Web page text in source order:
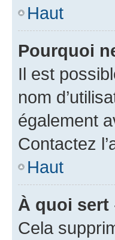
Haut
Pourquoi
Il est
nom
également
Contactez
Haut
À quoi sert
Cela